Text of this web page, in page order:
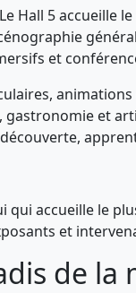
Hall 5 accueille
et
et
qui accueille le
et
de la